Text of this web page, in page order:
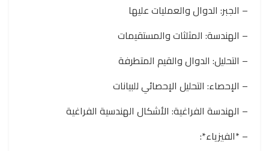
– الجبر: الدوال والعمليات عليها
– الهندسة: المثلثات والمستقيمات
– التحليل: الدوال والقيم المتطرفة
– الإحصاء: التحليل الإحصائي للبيانات
– الهندسة الفراغية: الأشكال الهندسية الفراغية
– *الفيزياء*: